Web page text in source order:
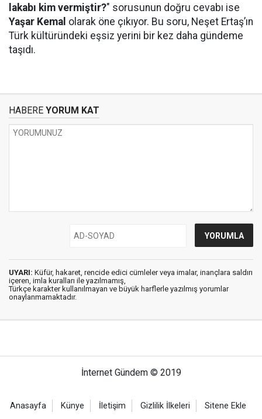
lakabı kim vermiştir?" sorusunun doğru cevabı ise
Yaşar Kemal olarak öne çıkıyor. Bu soru, Neşet Ertaş’ın
Türk kültüründeki eşsiz yerini bir kez daha gündeme
taşıdı.
HABERE YORUM KAT
UYARI: Küfür, hakaret, rencide edici cümleler veya imalar, inançlara saldırı
içeren, imla kuralları ile yazılmamış,
Türkçe karakter kullanılmayan ve büyük harflerle yazılmış yorumlar
onaylanmamaktadır.
İnternet Gündem © 2019
Anasayfa Künye İletişim Gizlilik İlkeleri Sitene Ekle